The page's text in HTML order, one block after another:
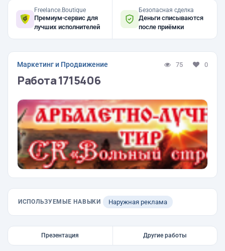
Freelance.Boutique
Премиум-сервис для
лучших исполнителей
Безопасная сделка
Деньги списываются
после приёмки
Маркетинг и Продвижение 75 0
Работа 1715406
ИСПОЛЬЗУЕМЫЕ НАВЫКИ Наружная реклама
Презентация Другие работы